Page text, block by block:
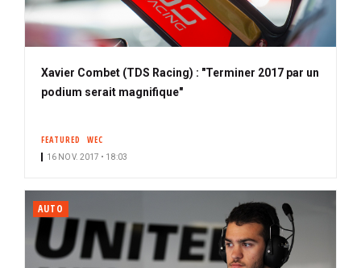
Xavier Combet (TDS Racing) : "Terminer 2017 par un
podium serait magnifique"
FEATURED WEC
16 NOV. 2017 • 18:03
AUTO